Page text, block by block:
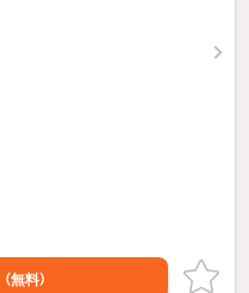
（無料）